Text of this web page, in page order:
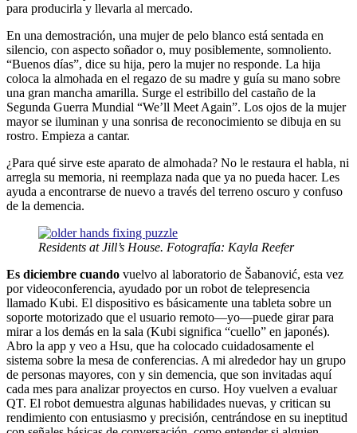
para producirla y llevarla al mercado.
En una demostración, una mujer de pelo blanco está sentada en
silencio, con aspecto soñador o, muy posiblemente, somnoliento.
“Buenos días”, dice su hija, pero la mujer no responde. La hija
coloca la almohada en el regazo de su madre y guía su mano sobre
una gran mancha amarilla. Surge el estribillo del castaño de la
Segunda Guerra Mundial “We’ll Meet Again”. Los ojos de la mujer
mayor se iluminan y una sonrisa de reconocimiento se dibuja en su
rostro. Empieza a cantar.
¿Para qué sirve este aparato de almohada? No le restaura el habla, ni
arregla su memoria, ni reemplaza nada que ya no pueda hacer. Les
ayuda a encontrarse de nuevo a través del terreno oscuro y confuso
de la demencia.
Residents at Jill’s House. Fotografía: Kayla Reefer
Es diciembre cuando vuelvo al laboratorio de Šabanović, esta vez
por videoconferencia, ayudado por un robot de telepresencia
llamado Kubi. El dispositivo es básicamente una tableta sobre un
soporte motorizado que el usuario remoto—yo—puede girar para
mirar a los demás en la sala (Kubi significa “cuello” en japonés).
Abro la app y veo a Hsu, que ha colocado cuidadosamente el
sistema sobre la mesa de conferencias. A mi alrededor hay un grupo
de personas mayores, con y sin demencia, que son invitadas aquí
cada mes para analizar proyectos en curso. Hoy vuelven a evaluar
QT. El robot demuestra algunas habilidades nuevas, y critican su
rendimiento con entusiasmo y precisión, centrándose en su ineptitud